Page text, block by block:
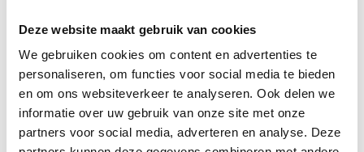
Deze website maakt gebruik van cookies
We gebruiken cookies om content en advertenties te
personaliseren, om functies voor social media te bieden
en om ons websiteverkeer te analyseren. Ook delen we
informatie over uw gebruik van onze site met onze
partners voor social media, adverteren en analyse. Deze
Internationale uitrol:🇪🇸🇫🇷🇧🇪🇳🇱
Het is fantastisch om te zien hoe wij een steeds groter